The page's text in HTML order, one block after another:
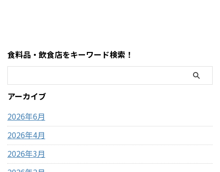
2,200円前後・内容量は450gの
大容量・ピスタチオ×サクサ
「ドバイチョコ」がコスパよ
く買える・甘さ＋ナッツ＋食
ドバイ ...
500Wで約2分30秒〜3分30秒が
目安・「ポンポン音が止まる
前」が完成のタイミング・1袋
約59円でコスパ最強 コストコ
食料品・飲食店をキーワード検索！
アーカイブ
2026年6月
2026年4月
2026年3月